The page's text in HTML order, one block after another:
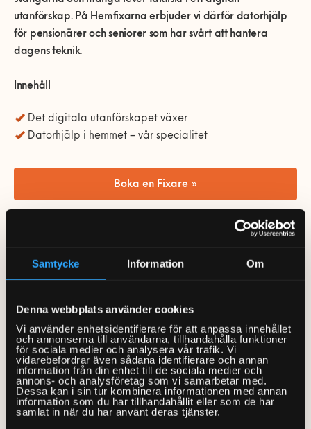
Samtycke Information Om
Denna webbplats använder cookies
Vi använder enhetsidentifierare för att anpassa innehållet
och annonserna till användarna, tillhandahålla funktioner
för sociala medier och analysera vår trafik. Vi
vidarebefordrar även sådana identifierare och annan
information från din enhet till de sociala medier och
annons- och analysföretag som vi samarbetar med.
Dessa kan i sin tur kombinera informationen med annan
information som du har tillhandahållit eller som de har
samlat in när du har använt deras tjänster.
Vanliga frågor
Var finns vi?
KEYTO Group
Våra partner
Populära tjänster och artiklar
Bolag med faktura
Kundservice
utanförskap. På Hemfixarna erbjuder vi därför datorhjälp
för pensionärer och seniorer som har svårt att hantera
dagens teknik.
Innehåll
Det digitala utanförskapet växer
Datorhjälp i hemmet – vår specialitet
Boka en Fixare »
Det digitala utanförskapet
växer
Idag har i princip samtliga svenska medborgare tillgång till
internet. Trots detta lever hela 1,1 miljoner svenskar i ett
digitalt utanförskap. Detta enligt siffror från
Internetstiftelsens undersökning ”Svenskarna och internet
2018”.
Majoriteten av de som lever i ett digitalt utanförskap är